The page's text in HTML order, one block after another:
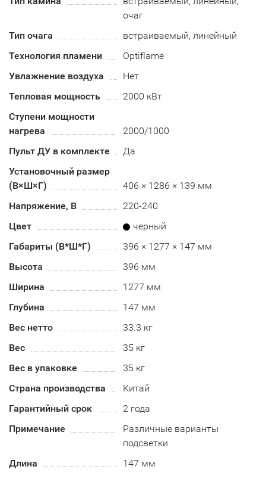
очаг
Тип очага
встраиваемый, линейный
Технология пламени
Optiflame
Увлажнение воздуха
Нет
Тепловая мощность
2000 кВт
Ступени мощности
нагрева
2000/1000
Пульт ДУ в комплекте
Да
Установочный размер
(В×Ш×Г)
406 × 1286 × 139 мм
Напряжение, В
220-240
Цвет
черный
Габариты (В*Ш*Г)
396 × 1277 × 147 мм
Высота
396 мм
Ширина
1277 мм
Глубина
147 мм
Вес нетто
33.3 кг
Вес
35 кг
Вес в упаковке
35 кг
Страна производства
Китай
Гарантийный срок
2 года
Примечание
Различные варианты
подсветки
Длина
147 мм